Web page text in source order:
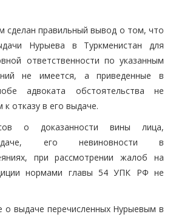
сделан правильный вывод о том, что
Нурыева в Туркменистан для
ответственности по указанным
не имеется, а приведенные в
адвоката обстоятельства не
отказу в его выдаче.
о доказанности вины лица,
его невиновности в
при рассмотрении жалоб на
нормами главы 54 УПК РФ не
о выдаче перечисленных Нурыевым в